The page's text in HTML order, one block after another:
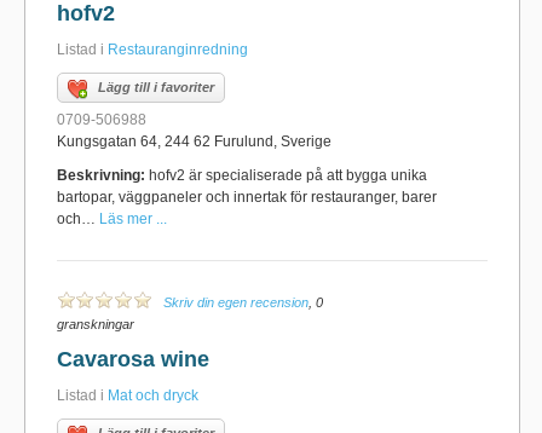
hofv2
Listad i Restauranginredning
Lägg till i favoriter
0709-506988
Kungsgatan 64, 244 62 Furulund, Sverige
Beskrivning: hofv2 är specialiserade på att bygga unika
bartopar, väggpaneler och innertak för restauranger, barer
och… Läs mer ...
Skriv din egen recension , 0
granskningar
Cavarosa wine
Listad i Mat och dryck